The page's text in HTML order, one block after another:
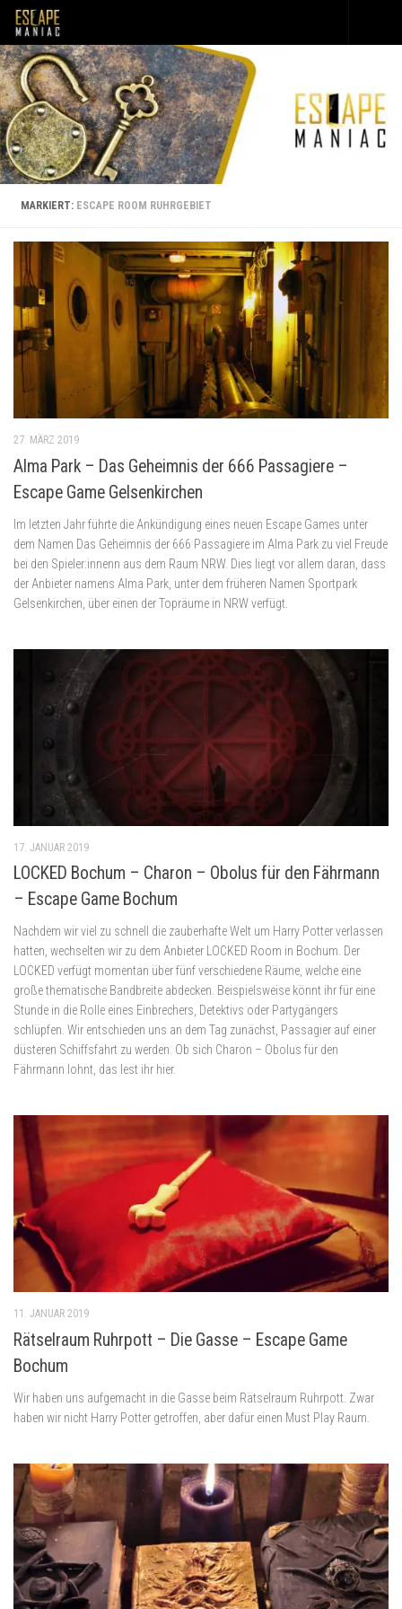
Unter dem Inhalt
MARKIERT: ESCAPE ROOM RUHRGEBIET
27. MÄRZ 2019
Alma Park – Das Geheimnis der 666 Passagiere –
Escape Game Gelsenkirchen
Im letzten Jahr führte die Ankündigung eines neuen Escape Games unter
dem Namen Das Geheimnis der 666 Passagiere im Alma Park zu viel Freude
bei den Spieler:innenn aus dem Raum NRW. Dies liegt vor allem daran, dass
der Anbieter namens Alma Park, unter dem früheren Namen Sportpark
Gelsenkirchen, über einen der Topräume in NRW verfügt.
17. JANUAR 2019
LOCKED Bochum – Charon – Obolus für den Fährmann
– Escape Game Bochum
Nachdem wir viel zu schnell die zauberhafte Welt um Harry Potter verlassen
hatten, wechselten wir zu dem Anbieter LOCKED Room in Bochum. Der
LOCKED verfügt momentan über fünf verschiedene Räume, welche eine
große thematische Bandbreite abdecken. Beispielsweise könnt ihr für eine
Stunde in die Rolle eines Einbrechers, Detektivs oder Partygängers
schlüpfen. Wir entschieden uns an dem Tag zunächst, Passagier auf einer
düsteren Schiffsfahrt zu werden. Ob sich Charon – Obolus für den
Fährmann lohnt, das lest ihr hier.
11. JANUAR 2019
Rätselraum Ruhrpott – Die Gasse – Escape Game
Bochum
Wir haben uns aufgemacht in die Gasse beim Rätselraum Ruhrpott. Zwar
haben wir nicht Harry Potter getroffen, aber dafür einen Must Play Raum.